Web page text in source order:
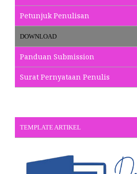
Petunjuk Penulisan
DOWNLOAD
Panduan Submission
Surat Pernyataan Penulis
TEMPLATE ARTIKEL